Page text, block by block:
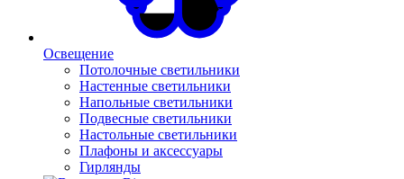
Освещение
Потолочные светильники
Настенные светильники
Напольные светильники
Подвесные светильники
Настольные светильники
Плафоны и аксессуары
Гирлянды